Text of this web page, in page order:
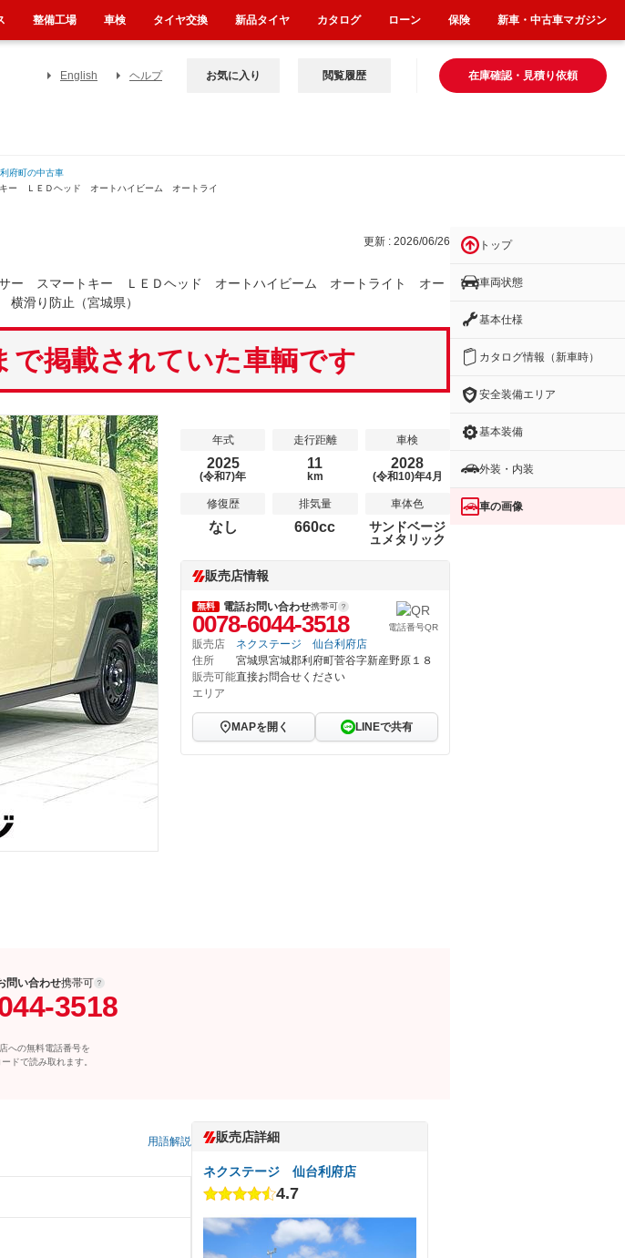
English ヘルプ 在庫確認・見積り依頼
お気に入り 閲覧履歴
府町の中古車
ー ＬＥＤヘッド オートハイビーム オートライ
更新 : 2026/06/26
ー スマートキー ＬＥＤヘッド オートハイビーム オートライト オー
滑り防止（宮城県）
で掲載されていた車輌です
年式
2025
(令和7)年
走行距離
11
km
車検
2028
(令和10)年4月
修復歴
なし
排気量
660cc
車体色
サンドベージ
ュメタリック
販売店情報
無料 電話お問い合わせ携帯可
0078-6044-3518 電話番号QR
販売店
ネクステージ 仙台利府店
住所
宮城県宮城郡利府町菅谷字新産野原１８
販売可能
エリア
直接お問合せください
MAPを開く LINEで共有
問い合わせ携帯可
3518
への無料電話番号を
ドで読み取れます。
用語解説 販売店詳細
ネクステージ 仙台利府店
4.7
トップ
車両状態
基本仕様
カタログ情報（新車時）
安全装備エリア
基本装備
外装・内装
車の画像
整備工場 車検 タイヤ交換 新品タイヤ カタログ ローン 保険 新車・中古車マガジン